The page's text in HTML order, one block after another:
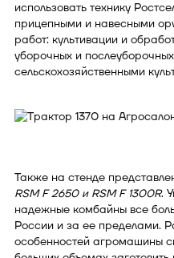
использовать технику
прицепными и навесными
работ: культивации и
уборочных и
сельскохозяйственными
Также на стенде
RSM F 2650 и RSM F 1300R.
надежные комбайны все
России и за ее пределами.
особенностей агромашины